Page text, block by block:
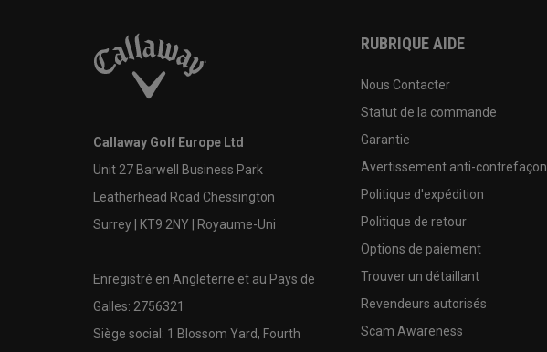
Callaway Golf Europe Ltd
Unit 27 Barwell Business Park
Leatherhead Road Chessington
Surrey | KT9 2NY | Royaume-Uni
Enregistré en Angleterre et au Pays de
Galles: 2756321
Siège social: 1 Blossom Yard, Fourth
RUBRIQUE AIDE
Nous Contacter
Statut de la commande
Garantie
Avertissement anti-contrefaçon
Politique d'expédition
Politique de retour
Options de paiement
Trouver un détaillant
Revendeurs autorisés
Scam Awareness